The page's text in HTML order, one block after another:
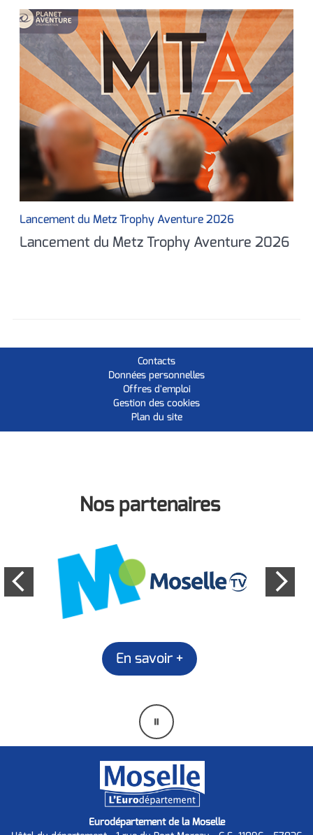
Lancement du Metz Trophy Aventure 2026
Lancement du Metz Trophy Aventure 2026
Contacts
Données personnelles
Offres d'emploi
Gestion des cookies
Plan du site
Nos partenaires
En savoir +
Mettre
en
Eurodépartement de la Moselle